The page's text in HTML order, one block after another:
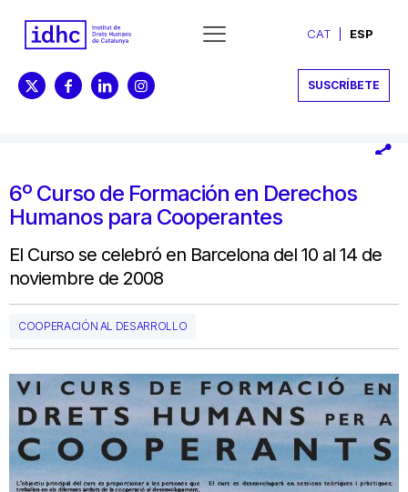
CAT ESP
SUSCRÍBETE
6º Curso de Formación en Derechos
Humanos para Cooperantes
El Curso se celebró en Barcelona del 10 al 14 de
noviembre de 2008
COOPERACIÓN AL DESARROLLO